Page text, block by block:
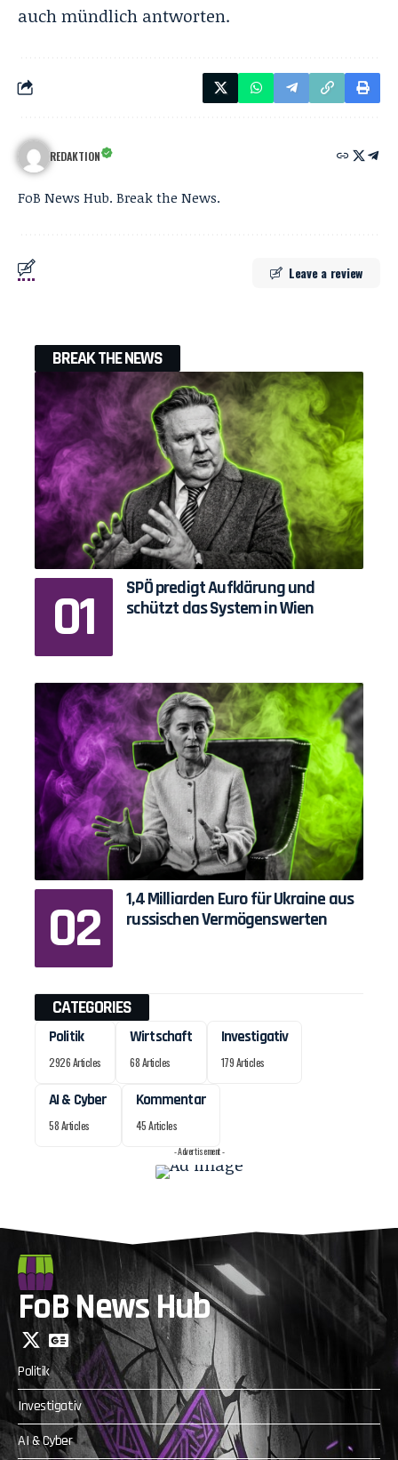
auch mündlich antworten.
REDAKTION
FoB News Hub. Break the News.
Leave a review
BREAK THE NEWS
SPÖ predigt Aufklärung und
schützt das System in Wien
1,4 Milliarden Euro für Ukraine aus
russischen Vermögenswerten
CATEGORIES
Politik
2926 Articles
Wirtschaft
68 Articles
Investigativ
179 Articles
AI & Cyber
58 Articles
Kommentar
45 Articles
- Advertisement -
FoB News Hub
Politik
Investigativ
AI & Cyber